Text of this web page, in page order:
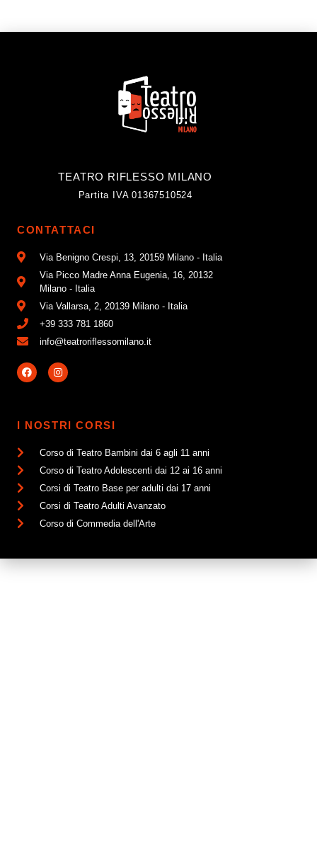
TEATRO RIFLESSO MILANO
Partita IVA 01367510524
CONTATTACI
Via Benigno Crespi, 13, 20159 Milano - Italia
Via Picco Madre Anna Eugenia, 16, 20132
Milano - Italia
Via Vallarsa, 2, 20139 Milano - Italia
+39 333 781 1860
info@teatroriflessomilano.it
I NOSTRI CORSI
Corso di Teatro Bambini dai 6 agli 11 anni
Corso di Teatro Adolescenti dai 12 ai 16 anni
Corsi di Teatro Base per adulti dai 17 anni
Corsi di Teatro Adulti Avanzato
Corso di Commedia dell'Arte